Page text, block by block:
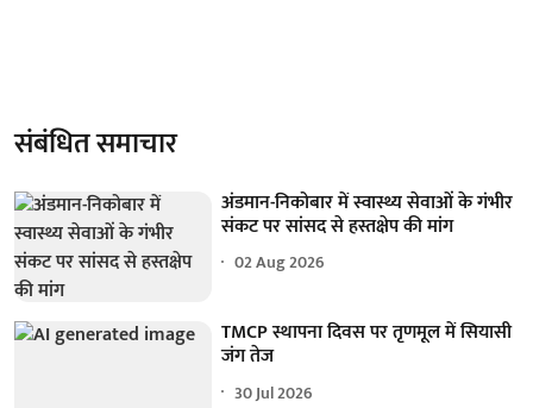
संबंधित समाचार
अंडमान-निकोबार में स्वास्थ्य सेवाओं के गंभीर
संकट पर सांसद से हस्तक्षेप की मांग
02 Aug 2026
TMCP स्थापना दिवस पर तृणमूल में सियासी
जंग तेज
30 Jul 2026